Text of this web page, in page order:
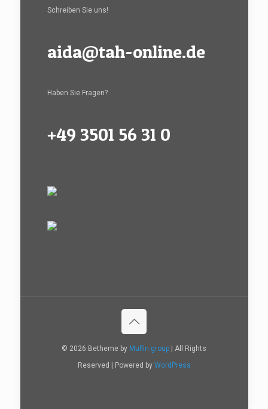
Schreiben Sie uns!
aida@tah-online.de
Haben Sie Fragen?
+49 3501 56 31 0
© 2026 Betheme by Muffin group | All Rights
Reserved | Powered by WordPress